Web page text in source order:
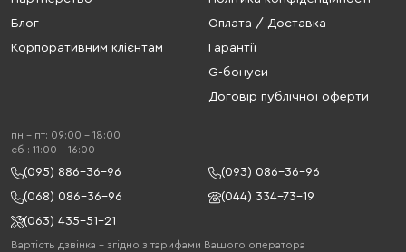
Блог
Корпоративним клієнтам
Оплата / Доставка
Гарантії
G-бонуси
Договір публічної оферти
пн - пт: 09:00 - 18:00
cб : 11:00 - 16:00
(095) 886-36-96
(093) 086-36-96
(068) 086-36-96
(044) 334-73-19
(063) 435-51-21
Вартість дзвінка – згідно з тарифами Вашого оператора